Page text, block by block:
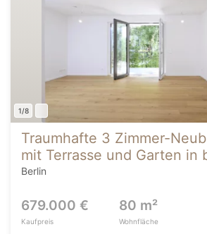
1/8
Traumhafte 3 Zimmer-
mit Terrasse und Garten in
Berlin
679.000 €
Kaufpreis
80 m²
Wohnfläche